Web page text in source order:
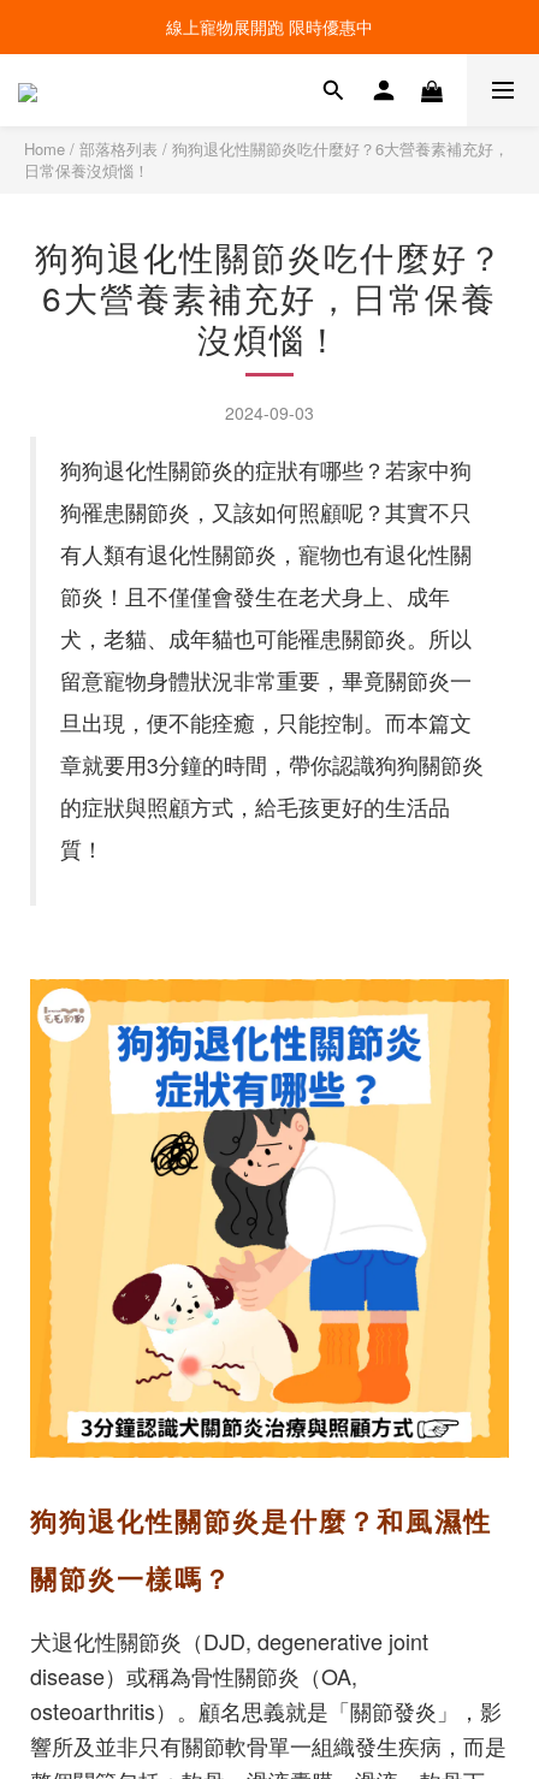
線上寵物展開跑 限時優惠中
線上寵物展開跑 限時優惠中
加入會員，現領100元購物金 ! 立即登入
Home / 部落格列表 / 狗狗退化性關節炎吃什麼好？6大營養素補充好，
日常保養沒煩惱！
狗狗退化性關節炎吃什麼好？
6大營養素補充好，日常保養
沒煩惱！
2024-09-03
狗狗退化性關節炎的症狀有哪些？若家中狗
狗罹患關節炎，又該如何照顧呢？其實不只
有人類有退化性關節炎，寵物也有退化性關
節炎！且不僅僅會發生在老犬身上、成年
犬，老貓、成年貓也可能罹患關節炎。所以
留意寵物身體狀況非常重要，畢竟關節炎一
旦出現，便不能痊癒，只能控制。而本篇文
章就要用3分鐘的時間，帶你認識狗狗關節炎
的症狀與照顧方式，給毛孩更好的生活品
質！
狗狗退化性關節炎是什麼？和風濕性
關節炎一樣嗎？
犬退化性關節炎（DJD, degenerative joint
disease）或稱為骨性關節炎（OA,
osteoarthritis）。顧名思義就是「關節發炎」，影
響所及並非只有關節軟骨單一組織發生疾病，而是